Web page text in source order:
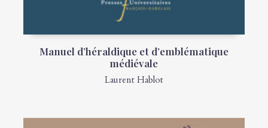
Manuel d’héraldique et d’emblématique
médiévale
Laurent Hablot